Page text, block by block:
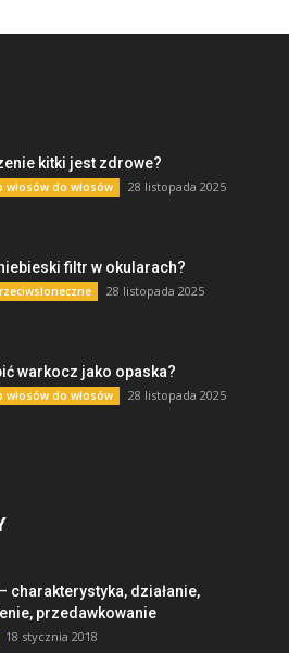
kitki jest zdrowe?
włosów do włosów 28 listopada 2025
filtr w okularach?
28 listopada 2025
warkocz jako opaska?
włosów do włosów 28 listopada 2025
charakterystyka, działanie,
przedawkowanie
18 stycznia 2018